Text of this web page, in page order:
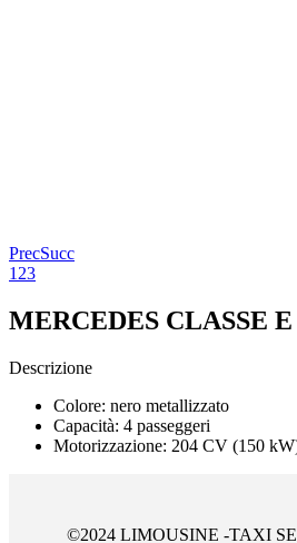
PrecSucc
1 23
MERCEDES CLASSE
Descrizione
Colore: nero metallizzato
Capacità: 4 passeggeri
Motorizzazione: 204 CV (150
©2024 LIMOUSINE -TAXI